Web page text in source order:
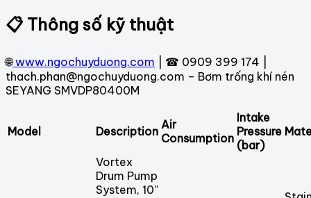
📋 Thông số kỹ thuật
🌐 www.ngochuyduong.com | ☎ 0909 399 174 |
thach.phan@ngochuyduong.com – Bơm trống khí nén
SEYANG SMVDP80400M
Model Description Air
Consumption
Intake
Pressure
(bar)
Vortex
Drum Pump
System, 10”